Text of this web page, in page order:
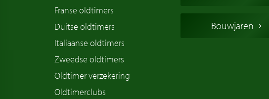
Franse oldtimers
Duitse oldtimers
Italiaanse oldtimers
Zweedse oldtimers
Oldtimer verzekering
Oldtimerclubs
Bouwjaren